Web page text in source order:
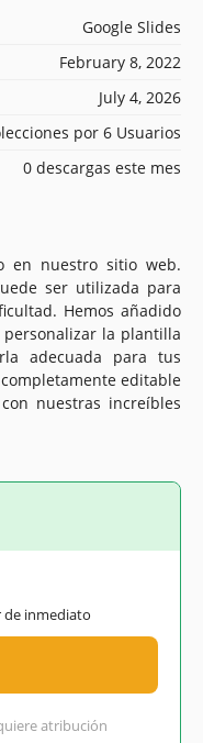
Google Slides
February 8, 2022
July 4, 2026
por 6 Usuarios
0 descargas este mes
en nuestro sitio web.
ser utilizada para
Hemos añadido
la plantilla
adecuada para tus
editable
nuestras increíbles
de inmediato
atribución